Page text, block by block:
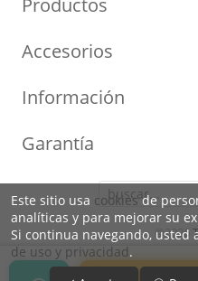
Productos
Turbos por Marca
Cartuchos
Accesorios
Geometrías
Kits de Juntas
Motores de arranque
Información
Privacidad y Aviso Legal
Preguntas Frecuentes
Identifica tu turbo
Política de Cookies
Sobre Nosotros
Garantía
Líderes en el sector
Condiciones de venta,
envíos y devoluciones
Envíos 24/48h a toda
©2026
Este sitio usa cookiesde
analíticas y para mejorar su
Si continua navegando, usted
de uso y privacidad.